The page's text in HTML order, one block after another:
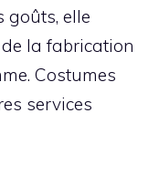
goûts, elle
de la fabrication
Costumes
services